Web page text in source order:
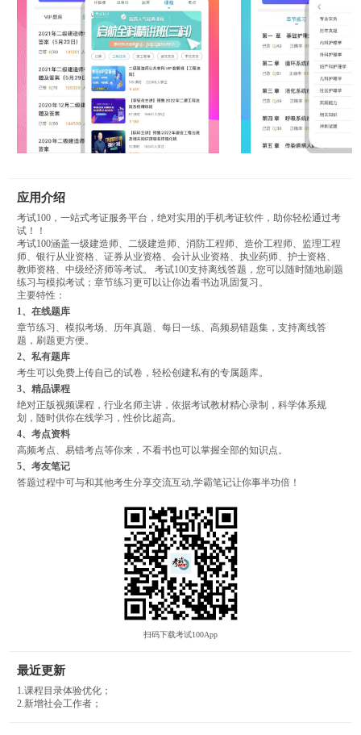
应用介绍
考试100，一站式考证服务平台，绝对实用的手机考证软件，助你轻松通过考
试！！
考试100涵盖一级建造师、二级建造师、消防工程师、造价工程师、监理工程
师、银行从业资格、证券从业资格、会计从业资格、执业药师、护士资格、
教师资格、中级经济师等考试。 考试100支持离线答题，您可以随时随地刷题
练习与模拟考试；章节练习更可以让你边看书边巩固复习。
主要特性：
1、在线题库
章节练习、模拟考场、历年真题、每日一练、高频易错题集，支持离线答
题，刷题更方便。
2、私有题库
考生可以免费上传自己的试卷，轻松创建私有的专属题库。
3、精品课程
绝对正版视频课程，行业名师主讲，依据考试教材精心录制，科学体系规
划，随时供你在线学习，性价比超高。
4、考点资料
高频考点、易错考点等你来，不看书也可以掌握全部的知识点。
5、考友笔记
答题过程中可与和其他考生分享交流互动,学霸笔记让你事半功倍！
扫码下载考试100App
最近更新
1.课程目录体验优化；
2.新增社会工作者；